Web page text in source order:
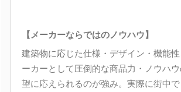
【メーカーならではのノウハウ】
建築物に応じた仕様・デザイン・機能
ーカーとして圧倒的な商品力・ノウハ
望に応えられるのが強み。実際に街中